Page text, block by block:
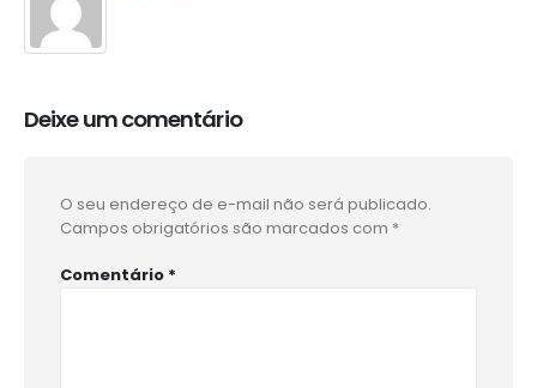
Deixe um comentário
O seu endereço de e-mail não será publicado.
Campos obrigatórios são marcados com *
Comentário *